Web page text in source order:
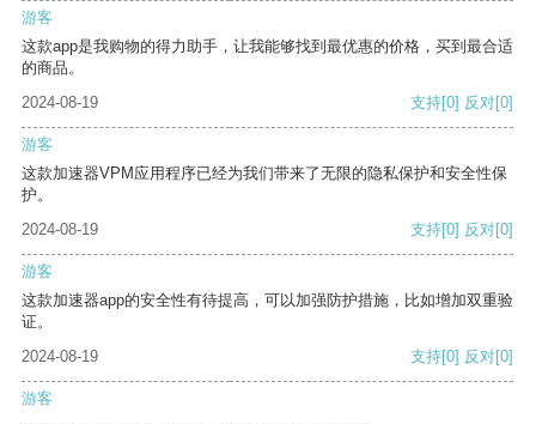
游客
这款app是我购物的得力助手，让我能够找到最优惠的价格，买到最合适
的商品。
2024-08-19
支持[0] 反对[0]
游客
这款加速器VPM应用程序已经为我们带来了无限的隐私保护和安全性保
护。
2024-08-19
支持[0] 反对[0]
游客
这款加速器app的安全性有待提高，可以加强防护措施，比如增加双重验
证。
2024-08-19
支持[0] 反对[0]
游客